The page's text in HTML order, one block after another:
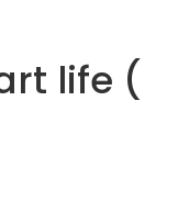
life (